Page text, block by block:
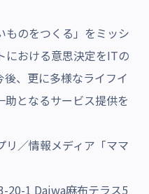
ものをつくる」をミッシ
における意思決定をITの
、更に多様なライフイ
となるサービス提供を
リ／情報メディア「ママ
20-1 Daiwa麻布テラス5